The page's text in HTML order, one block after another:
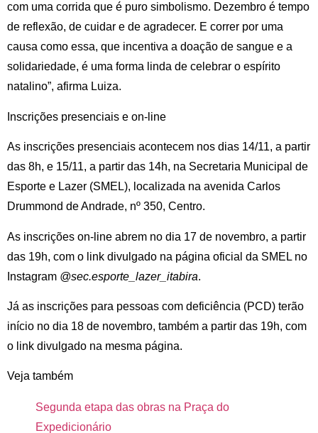
com uma corrida que é puro simbolismo. Dezembro é tempo
de reflexão, de cuidar e de agradecer. E correr por uma
causa como essa, que incentiva a doação de sangue e a
solidariedade, é uma forma linda de celebrar o espírito
natalino”, afirma Luiza.
Inscrições presenciais e on-line
As inscrições presenciais acontecem nos dias 14/11, a partir
das 8h, e 15/11, a partir das 14h, na Secretaria Municipal de
Esporte e Lazer (SMEL), localizada na avenida Carlos
Drummond de Andrade, nº 350, Centro.
As inscrições on-line abrem no dia 17 de novembro, a partir
das 19h, com o link divulgado na página oficial da SMEL no
Instagram @sec.esporte_lazer_itabira.
Já as inscrições para pessoas com deficiência (PCD) terão
início no dia 18 de novembro, também a partir das 19h, com
o link divulgado na mesma página.
Veja também
Segunda etapa das obras na Praça do
Expedicionário